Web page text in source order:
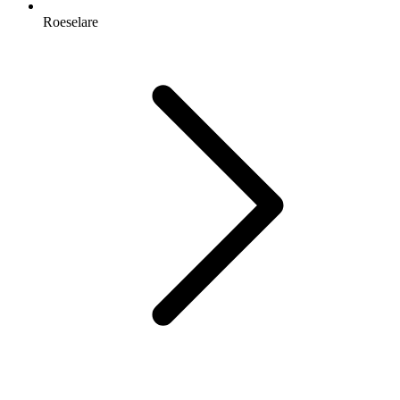
Roeselare